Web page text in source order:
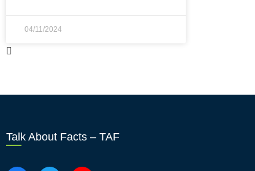
04/11/2024
Talk About Facts – TAF